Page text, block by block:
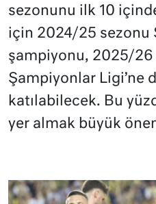
sezonunu ilk 10
için 2024/25 sezonu
şampiyonu, 2025/26
Şampiyonlar Ligi’ne
katılabilecek. Bu
yer almak büyük